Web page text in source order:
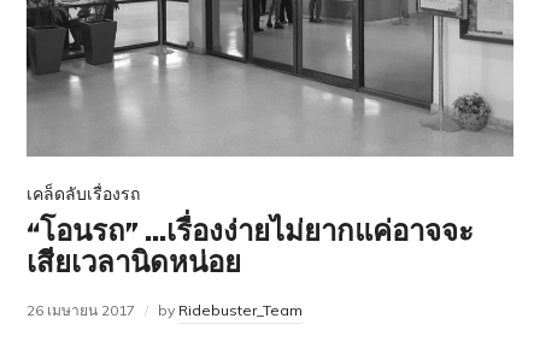
เคล็ดลับเรื่องรถ
“โอนรถ” …เรื่องง่ายไม่ยากแค่อาจจะ
เสียเวลานิดหน่อย
26 เมษายน 2017 by Ridebuster_Team